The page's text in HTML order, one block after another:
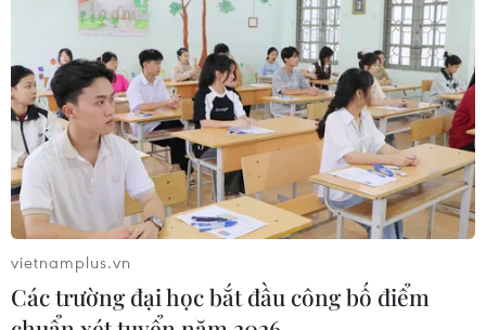
Chủ tịch Liên đoàn Bóng đá thế giới
chịu sức ép chưa từng có
06/08/2026 04:12
Futsal Việt Nam bất bại sau trận hòa
khó tin trước chủ nhà Thái Lan
vietnamplus.vn
Các trường đại học bắt đầu công bố điểm